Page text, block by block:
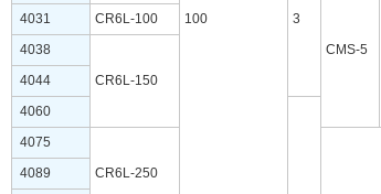
100
3
CMS-5
4031 CR6L-100
4038
CR6L-150
4044
4060
4075
CR6L-250
4089